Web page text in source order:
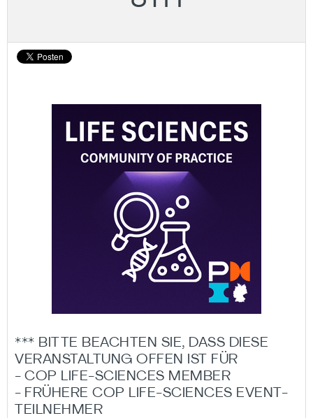
*** BITTE BEACHTEN SIE, DASS DIESE
VERANSTALTUNG OFFEN IST FÜR
- COP LIFE-SCIENCES MEMBER
- FRÜHERE COP LIFE-SCIENCES EVENT-
TEILNEHMER